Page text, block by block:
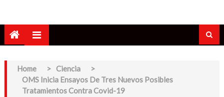
Home > Ciencia
>
OMS Inicia Ensayos De Tres Nuevos Posibles
Tratamientos Contra Covid-19